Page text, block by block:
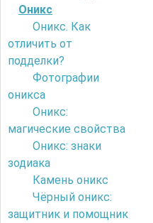
Оникс
Оникс. Как
отличить от
подделки?
Фотографии
оникса
Оникс:
магические свойства
Оникс: знаки
зодиака
Камень оникс
Чёрный оникс:
защитник и помощник